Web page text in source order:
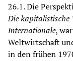
26.1. Die
Die kapitalistische
Internationale,
Weltwirtschaft
in den frühen